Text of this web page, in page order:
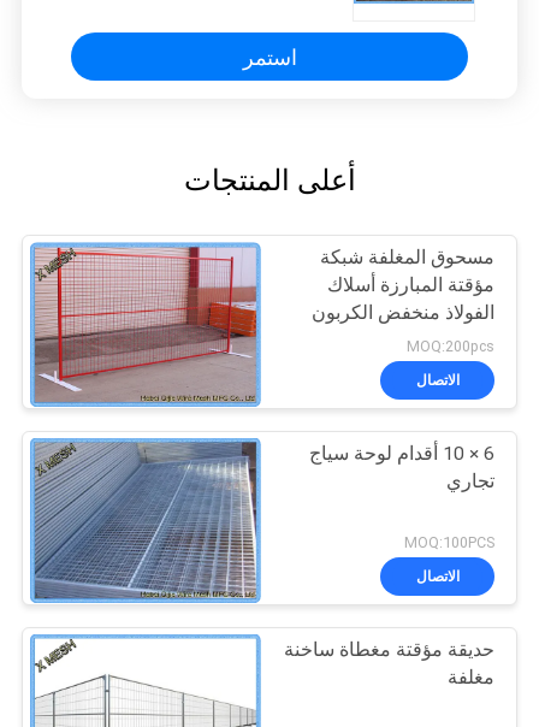
استمر
أعلى المنتجات
مسحوق المغلفة شبكة
مؤقتة المبارزة أسلاك
الفولاذ منخفض الكربون
8FT X 10FT لوحة شبكة
MOQ:200pcs
الاتصال
6 × 10 أقدام لوحة سياج
تجاري
MOQ:100PCS
الاتصال
حديقة مؤقتة مغطاة ساخنة
مغلفة